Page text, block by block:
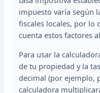
impuesto varía según
fiscales locales, por lo
cuenta estos factores
Para usar la
de tu propiedad y la
decimal (por ejemplo,
calculadora